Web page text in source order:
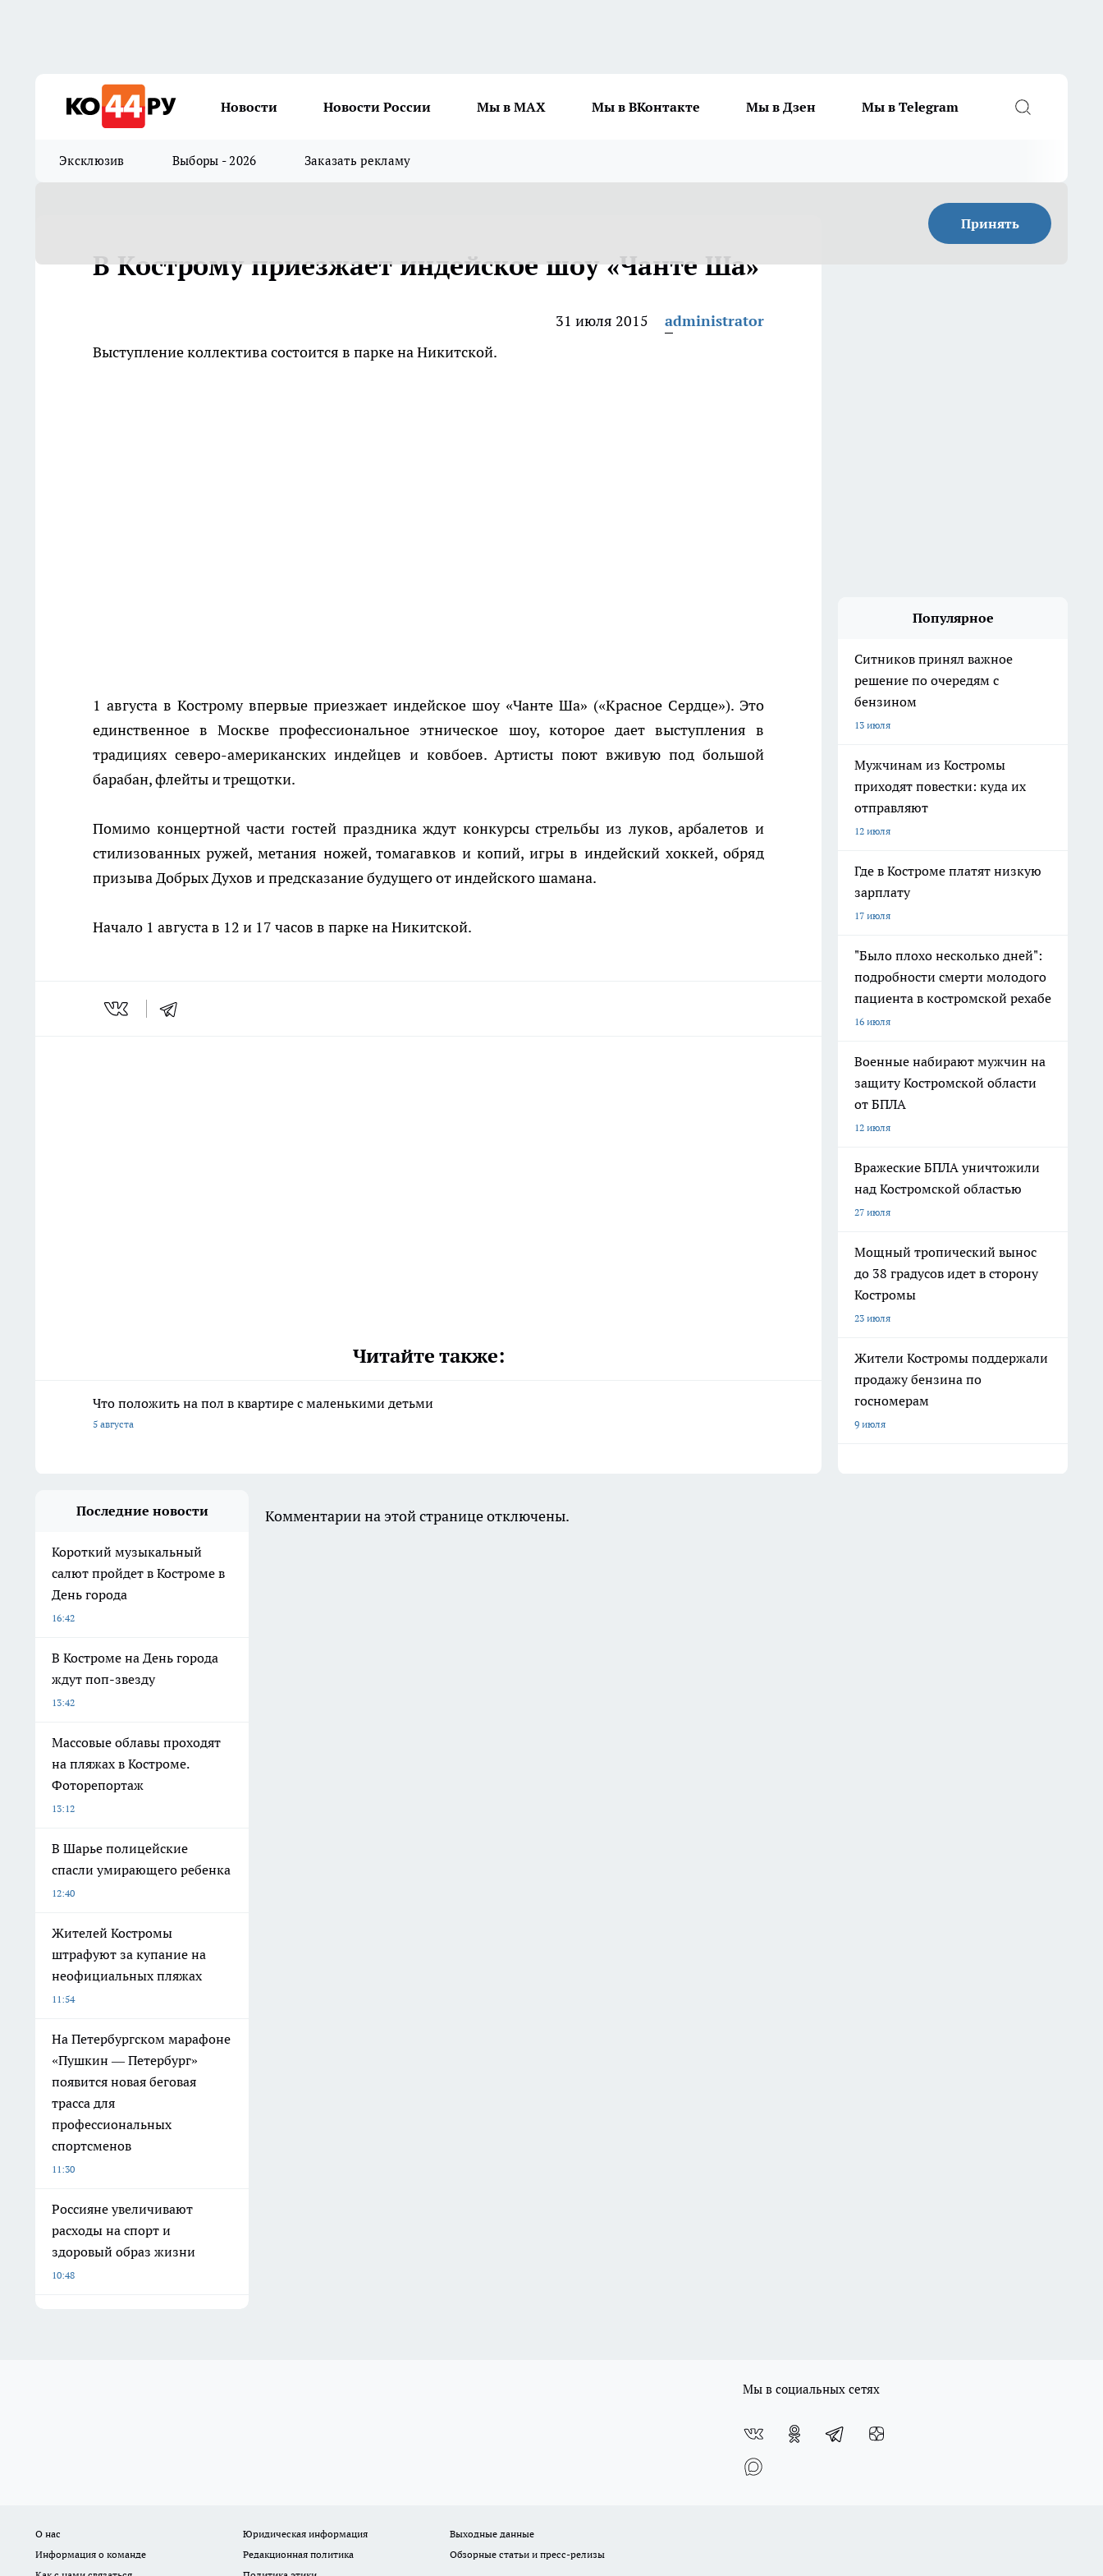
Новости Новости России Мы в MAX Мы в ВКонтакте Мы в Дзен Мы в Telegram
Эксклюзив Выборы - 2026 Заказать рекламу
Принять
В Кострому приезжает индейское шоу «Чанте Ша»
31 июля 2015
administrator
Выступление коллектива состоится в парке на Никитской.
1 августа в Кострому впервые приезжает индейское шоу «Чанте Ша» («Красное Сердце»). Это
единственное в Москве профессиональное этническое шоу, которое дает выступления в
традициях северо-американских индейцев и ковбоев. Артисты поют вживую под большой
барабан, флейты и трещотки.
Помимо концертной части гостей праздника ждут конкурсы стрельбы из луков, арбалетов и
стилизованных ружей, метания ножей, томагавков и копий, игры в индейский хоккей, обряд
призыва Добрых Духов и предсказание будущего от индейского шамана.
Начало 1 августа в 12 и 17 часов в парке на Никитской.
Читайте также:
Что положить на пол в квартире с маленькими детьми
5 августа
Популярное
Ситников принял важное
решение по очередям с
бензином
13 июля
Мужчинам из Костромы
приходят повестки: куда их
отправляют
12 июля
Где в Костроме платят низкую
зарплату
17 июля
"Было плохо несколько дней":
подробности смерти молодого
пациента в костромской рехабе
16 июля
Военные набирают мужчин на
защиту Костромской области
от БПЛА
12 июля
Вражеские БПЛА уничтожили
над Костромской областью
27 июля
Мощный тропический вынос
до 38 градусов идет в сторону
Костромы
23 июля
Жители Костромы поддержали
продажу бензина по
госномерам
9 июля
Последние новости
Короткий музыкальный
салют пройдет в Костроме в
День города
16:42
В Костроме на День города
ждут поп-звезду
13:42
Массовые облавы проходят
на пляжах в Костроме.
Фоторепортаж
13:12
В Шарье полицейские
спасли умирающего ребенка
12:40
Жителей Костромы
штрафуют за купание на
неофициальных пляжах
11:54
На Петербургском марафоне
«Пушкин — Петербург»
появится новая беговая
трасса для
профессиональных
спортсменов
11:30
Россияне увеличивают
расходы на спорт и
здоровый образ жизни
10:48
Комментарии на этой странице отключены.
Мы в социальных сетях
О нас Юридическая информация
Выходные данные
Информация о команде
Редакционная политика
Обзорные статьи и пресс-релизы